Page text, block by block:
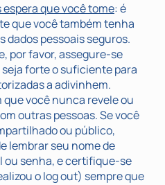
que você tome: é
que você também tenha
dados pessoais seguros.
por favor, assegure-se
forte o suficiente para
a adivinhem.
você nunca revele ou
outras pessoas. Se você
ou público,
lembrar seu nome de
ou senha, e certifique-se
o log out) sempre que